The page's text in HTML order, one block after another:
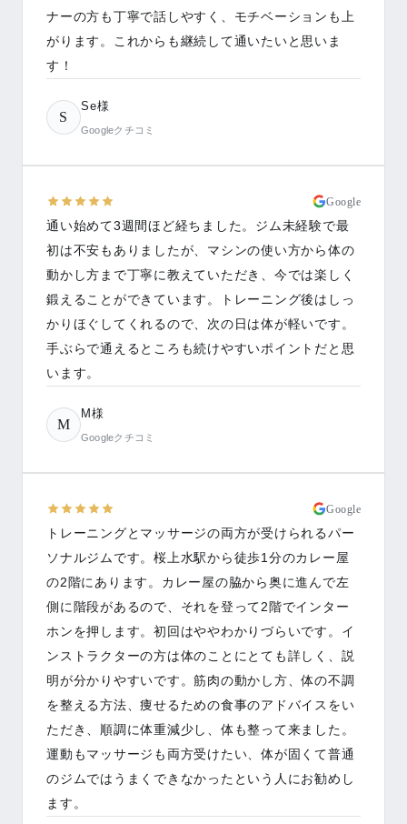
ナーの方も丁寧で話しやすく、モチベーションも上
がります。これからも継続して通いたいと思いま
す！
S
Se様
Googleクチコミ
Google
通い始めて3週間ほど経ちました。ジム未経験で最
初は不安もありましたが、マシンの使い方から体の
動かし方まで丁寧に教えていただき、今では楽しく
鍛えることができています。トレーニング後はしっ
かりほぐしてくれるので、次の日は体が軽いです。
手ぶらで通えるところも続けやすいポイントだと思
います。
M
M様
Googleクチコミ
Google
トレーニングとマッサージの両方が受けられるパー
ソナルジムです。桜上水駅から徒歩1分のカレー屋
の2階にあります。カレー屋の脇から奥に進んで左
側に階段があるので、それを登って2階でインター
ホンを押します。初回はややわかりづらいです。イ
ンストラクターの方は体のことにとても詳しく、説
明が分かりやすいです。筋肉の動かし方、体の不調
を整える方法、痩せるための食事のアドバイスをい
ただき、順調に体重減少し、体も整って来ました。
運動もマッサージも両方受けたい、体が固くて普通
のジムではうまくできなかったという人にお勧めし
ます。